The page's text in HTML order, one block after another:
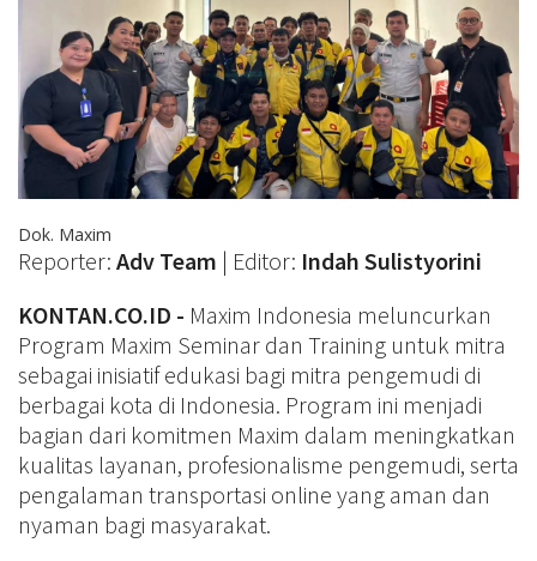
Dok. Maxim
Reporter: Adv Team | Editor: Indah Sulistyorini
KONTAN.CO.ID - Maxim Indonesia meluncurkan
Program Maxim Seminar dan Training untuk mitra
sebagai inisiatif edukasi bagi mitra pengemudi di
berbagai kota di Indonesia. Program ini menjadi
bagian dari komitmen Maxim dalam meningkatkan
kualitas layanan, profesionalisme pengemudi, serta
pengalaman transportasi online yang aman dan
nyaman bagi masyarakat.